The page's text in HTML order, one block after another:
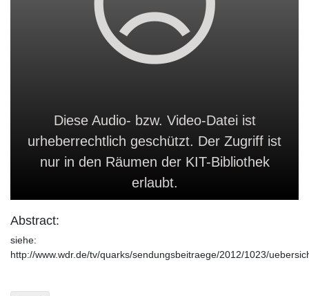
Diese Audio- bzw. Video-Datei ist
urheberrechtlich geschützt. Der Zugriff ist
nur in den Räumen der KIT-Bibliothek
erlaubt.
Abstract:
siehe:
http://www.wdr.de/tv/quarks/sendungsbeitraege/2012/1023/